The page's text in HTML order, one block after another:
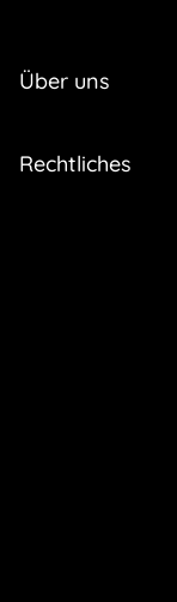
Über uns
Rechtliches